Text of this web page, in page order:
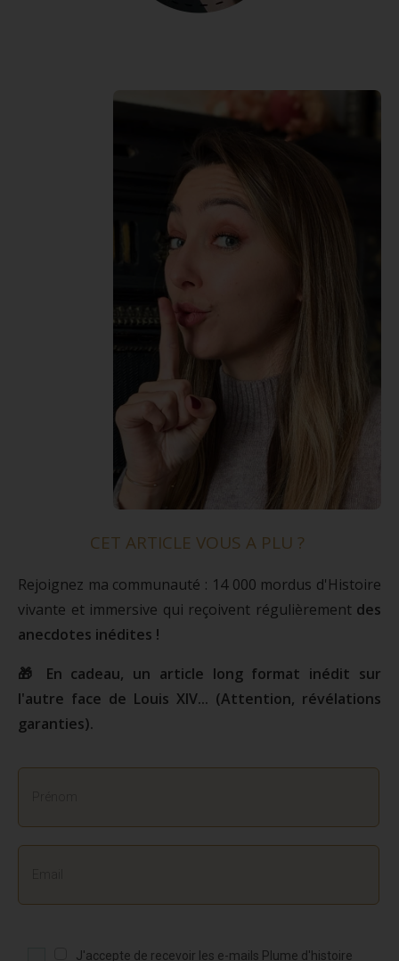
CET ARTICLE VOUS A PLU ?
Rejoignez ma communauté : 14 000 mordus d'Histoire
vivante et immersive qui reçoivent régulièrement des
anecdotes inédites !
🎁 En cadeau, un article long format inédit sur
l'autre face de Louis XIV... (Attention, révélations
garanties).
J'accepte de recevoir les e-mails Plume d'histoire